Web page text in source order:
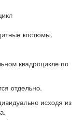
костюмы,
квадроцикле по
отдельно.
исходя из